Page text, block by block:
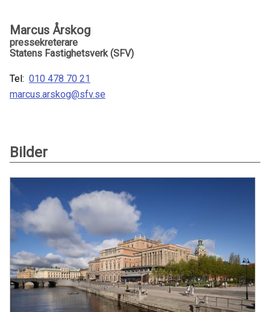
Marcus Årskog
pressekreterare
Statens Fastighetsverk (SFV)
Tel: 010 478 70 21
marcus.arskog@sfv.se
Bilder